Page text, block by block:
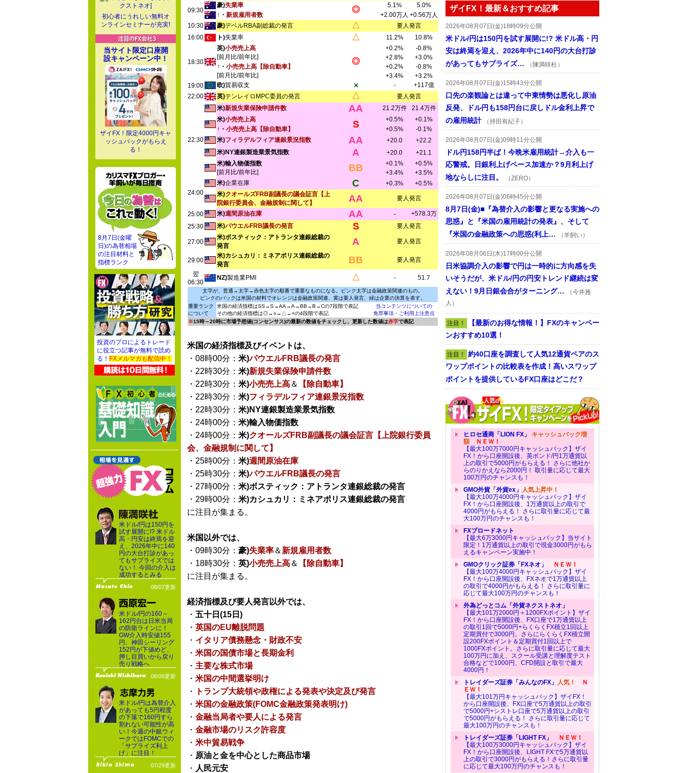
09:30
豪)失業率 ◎ 5.1%
5.0%
↑・ 新規雇用者数 +2.00万人 +0.56万人
10:30
豪)デベルRBA副総裁の発言 △
要人発言
16:00
ト)失業率 △ 11.2% 10.8%
18:30
英)小売売上高
[前月比/前年比]
◎
+0.2%
-0.8%
+2.8%
+3.0%
↑・ 小売売上高【除自動車】
[前月比/前年比]
+0.2%
-0.8%
+3.4%
+3.2%
19:00
欧)貿易収支 × -
+117億
22:00
英)テンレイロMPC委員の発言 △ 要人発言
22:30
米)新規失業保険申請件数 AA 21.2万件
21.4万件
米)小売売上高 S +0.5%
+0.1%
↑・ 小売売上高【除自動車】 +0.5%
-0.1%
米)フィラデルフィア連銀景況指数 AA +20.0
+22.2
米)NY連銀製造業景気指数
A +20.0
+21.1
米)輸入物価指数
[前月比/前年比]
BB +0.1%
+0.5%
+3.4%
+3.5%
24:00
米)企業在庫 C +0.3%
+0.5%
米)クオールズFRB副議長の議会証言【上
院銀行委員会、金融規制に関して】
AA 要人発言
25:00 米)週間原油在庫 AA -
+578.3万
25:30
米)パウエルFRB議長の発言 S 要人発言
27:00
米)ボスティック：アトランタ連銀総裁の
発言
A 要人発言
29:00
米)カシュカリ：ミネアポリス連銀総裁の
発言
BB
要人発言
翌
06:30
NZ)製造業PMI △ - 51.7
文字が、普通→太字→赤色太字の順番で重要なものになる。ピンク太字は金融政策関連のもの。
ピンクのバックは米国の材料でオレンジは金融政策関連、黄は要人発言、緑は企業の決算を表す。
重要ランク
について
米国の経済指標はSS→S→AA→A→BB→B→Cの7段階で表記
その他の経済指標は◎→○→△→×の4段階で表記
当コンテンツについての
免罪事項・ご利用上注意点
※15時～20時に市場予想値(コンセンサス)の最新の数値をチェックし、更新した数値は赤字で表記
米国の経済指標及びイベントは、
・08時00分： 米)パウエルFRB議長の発言
・22時30分： 米)新規失業保険申請件数
・22時30分： 米)小売売上高＆
【除自動車】
・22時30分： 米)フィラデルフィア連銀景況指数
・22時30分： 米)NY連銀製造業景気指数
・24時00分： 米)輸入物価指数
・24時00分： 米)クオールズFRB副議長の議会証言【上院銀行委員
会、金融規制に関して】
・25時00分： 米)週間原油在庫
・25時30分： 米)パウエルFRB議長の発言
・27時00分： 米)ボスティック：アトランタ連銀総裁の発言
・29時00分： 米)カシュカリ：ミネアポリス連銀総裁の発言
に注目が集まる。
米国以外では、
・09時30分： 豪)失業率＆ 新規雇用者数
・18時30分： 英)小売売上高＆
【除自動車】
に注目が集まる。
経済指標及び要人発言以外では、
・ 五十日(15日)
・ 英国のEU離脱問題
・ イタリア債務懸念・財政不安
・ 米国の国債市場と長期金利
・ 主要な株式市場
・ 米国の中間選挙明け
・
トランプ大統領や政権による発表や決定及び発言
・ 米国の金融政策(FOMC金融政策発表明け)
・ 金融当局者や要人による発言
・ 金融市場のリスク許容度
・ 米中貿易戦争
・ 原油と金を中心とした商品市場
・ 人民元安
ザイFX！最新＆おすすめ記事
2026年08月07日(金)18時09分公開
米ドル/円は150円を試す展開に!? 米ドル高・円
安は終焉を迎え、2026年中に140円の大台打診
があってもサプライズ…
（陳満咲杜）
2026年08月07日(金)15時43分公開
口先の楽観論とは違って中東情勢は悪化し原油
反発、ドル円も158円台に戻しドル金利上昇で
の雇用統計
（持田有紀子）
2026年08月07日(金)09時11分公開
ドル円158円半ば！今晩米雇用統計→介入も一
応警戒。日銀利上げペース加速か？9月利上げ
地ならしに注目。
（ZERO）
2026年08月07日(金)06時45分公開
8月7日(金)■『為替介入の影響と更なる実施への
思惑』と『米国の雇用統計の発表』、そして
『米国の金融政策への思惑(利上…
（羊飼い）
2026年08月06日(木)17時00分公開
日米協調介入の影響で円は一時的に方向感を失
いそうだが、米ドル/円の円安トレンド継続は変
えない！9月日銀会合がターニング…
（今井雅
人）
注目！ 【最新のお得な情報！】FXのキャンペー
ンおすすめ10選！
注目！ 約40口座を調査して人気12通貨ペアのス
ワップポイントの比較表を作成！高いスワップ
ポイントを提供しているFX口座はどこだ？
ヒロセ通商「LION FX」 キャッシュバック増
額ＮＥＷ！
【最大100万7000円キャッシュバック】ザイ
FX！から口座開設後、英ポンド/円1万通貨以
上の取引で5000円がもらえる！ さらに他社か
らのりかえなら2000円！ 取引量に応じて最大
100万円のチャンスも！
GMO外貨「外貨ex」 人気上昇中！
【最大100万4000円キャッシュバック】ザイ
FX！から口座開設後、1万通貨以上の取引で
4000円がもらえる！ さらに取引量に応じて最
大100万円のチャンスも！
FXブロードネット
【最大6万3000円キャッシュバック】当サイト
限定！1万通貨以上の取引で現金3000円がもら
えるキャンペーン実施中！
GMOクリック証券「FXネオ」
ＮＥＷ！
【最大100万4000円キャッシュバック】ザイ
FX！から口座開設後、FXネオで1万通貨以上
の取引で4000円がもらえる！ さらに取引量に
応じて最大100万円のチャンスも！
外為どっとコム「外貨ネクストネオ」
【最大101万2000円＋1200FXポイント】ザイ
FX！から口座開設後、FX口座で1万通貨以上
の取引1回で5000円+らくらくFX積立1回以上
定期買付で3000円。さらにらくらくFX積立開
設200FXポイント＆定期買付1回以上で
1000FXポイント。さらに取引量に応じて最大
100万円に加え、スクール受講と理解度テスト
合格などで1000円、CFD開設と取引で最大
4000円！
トレイダーズ証券「みんなのFX」 人気！
Ｎ
ＥＷ！
【最大101万円キャッシュバック】ザイFX！
から口座開設後、FX口座で5万通貨以上の取引
で5000円+シストレ口座で5万通貨以上の取引
で5000円がもらえる！ さらに取引量に応じて
最大100万円のチャンスも！
トレイダーズ証券「LIGHT FX」
ＮＥＷ！
【最大100万3000円キャッシュバック】ザイ
FX！から口座開設後、LIGHT FXで5万通貨以
上の取引で3000円がもらえる！さらに取引量
に応じて最大100万円のチャンスも！
初心者にうれしい無料オ
ンラインセミナーが充実!
当サイト限定口座開
設キャンペーン中！
ザイFX！限定4000円キャ
ッシュバックがもらえ
る！
8月7日(金曜
日)の為替相場
の注目材料と
指標ランク
投資のプロによるトレード
に役立つ記事が無料で読め
る！ FXメルマガも配信中！
米ドル/円は150円を
試す展開に!? 米ドル
高・円安は終焉を迎
え、2026年中に140
円の大台打診があっ
てもサプライズでは
ない！ 今回の介入は
成功するとみる
08/07更新
米ドル/円の160～
162円台は日米当局
の防衛ラインに！
GW介入時安値155
円、神田シーリング
152円が下値めど、
押し目買いから戻り
売り戦略へ
08/06更新
米ドル/円は為替介入
があっても5円程度
の下落で160円すら
割れない可能性が高
い！今週の中銀ウィ
ークではFOMCでの
「サプライズ利上
げ」に注目！
07/29更新